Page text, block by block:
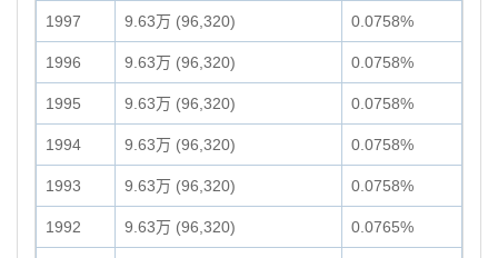
1997 9.63万 (96,320) 0.0758%
1996 9.63万 (96,320) 0.0758%
1995 9.63万 (96,320) 0.0758%
1994 9.63万 (96,320) 0.0758%
1993 9.63万 (96,320) 0.0758%
1992 9.63万 (96,320) 0.0765%